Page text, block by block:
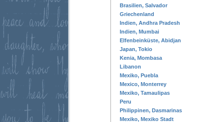
Brasilien, Salvador
Griechenland
Indien, Andhra Pradesh
Indien, Mumbai
Elfenbeinküste, Abidjan
Japan, Tokio
Kenia, Mombasa
Libanon
Mexiko, Puebla
Mexico, Monterrey
Mexiko, Tamaulipas
Peru
Philippinen, Dasmarinas
Mexiko, Mexiko Stadt